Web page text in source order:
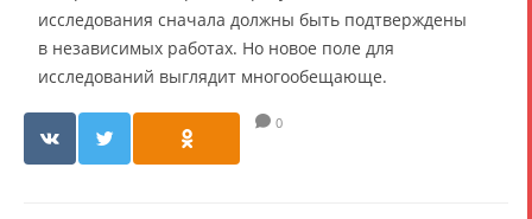
исследования сначала должны быть подтверждены
в независимых работах. Но новое поле для
исследований выглядит многообещающе.
0